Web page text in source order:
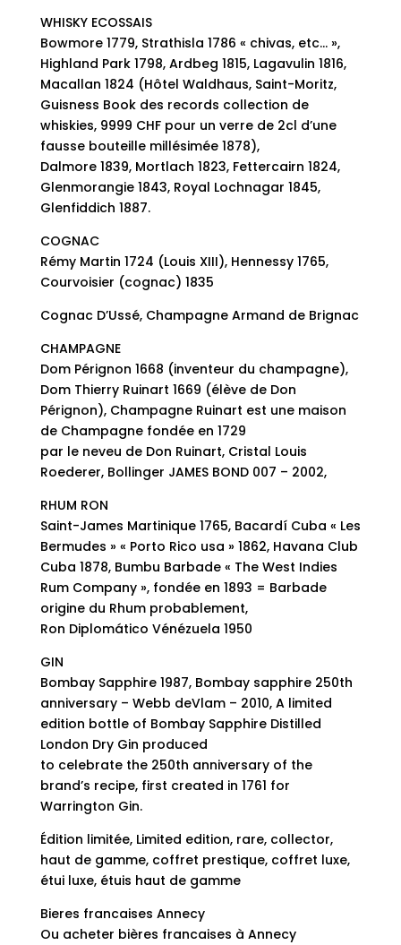
WHISKY ECOSSAIS
Bowmore 1779, Strathisla 1786 « chivas, etc… »,
Highland Park 1798, Ardbeg 1815, Lagavulin 1816,
Macallan 1824 (Hôtel Waldhaus, Saint-Moritz,
Guisness Book des records collection de
whiskies, 9999 CHF pour un verre de 2cl d’une
fausse bouteille millésimée 1878),
Dalmore 1839, Mortlach 1823, Fettercairn 1824,
Glenmorangie 1843, Royal Lochnagar 1845,
Glenfiddich 1887.
COGNAC
Rémy Martin 1724 (Louis XIII), Hennessy 1765,
Courvoisier (cognac) 1835
Cognac D’Ussé, Champagne Armand de Brignac
CHAMPAGNE
Dom Pérignon 1668 (inventeur du champagne),
Dom Thierry Ruinart 1669 (élève de Don
Pérignon), Champagne Ruinart est une maison
de Champagne fondée en 1729
par le neveu de Don Ruinart, Cristal Louis
Roederer, Bollinger JAMES BOND 007 – 2002,
RHUM RON
Saint-James Martinique 1765, Bacardí Cuba « Les
Bermudes » « Porto Rico usa » 1862, Havana Club
Cuba 1878, Bumbu Barbade « The West Indies
Rum Company », fondée en 1893 = Barbade
origine du Rhum probablement,
Ron Diplomático Vénézuela 1950
GIN
Bombay Sapphire 1987, Bombay sapphire 250th
anniversary – Webb deVlam – 2010, A limited
edition bottle of Bombay Sapphire Distilled
London Dry Gin produced
to celebrate the 250th anniversary of the
brand’s recipe, first created in 1761 for
Warrington Gin.
Édition limitée, Limited edition, rare, collector,
haut de gamme, coffret prestique, coffret luxe,
étui luxe, étuis haut de gamme
Bieres francaises Annecy
Ou acheter bières francaises à Annecy